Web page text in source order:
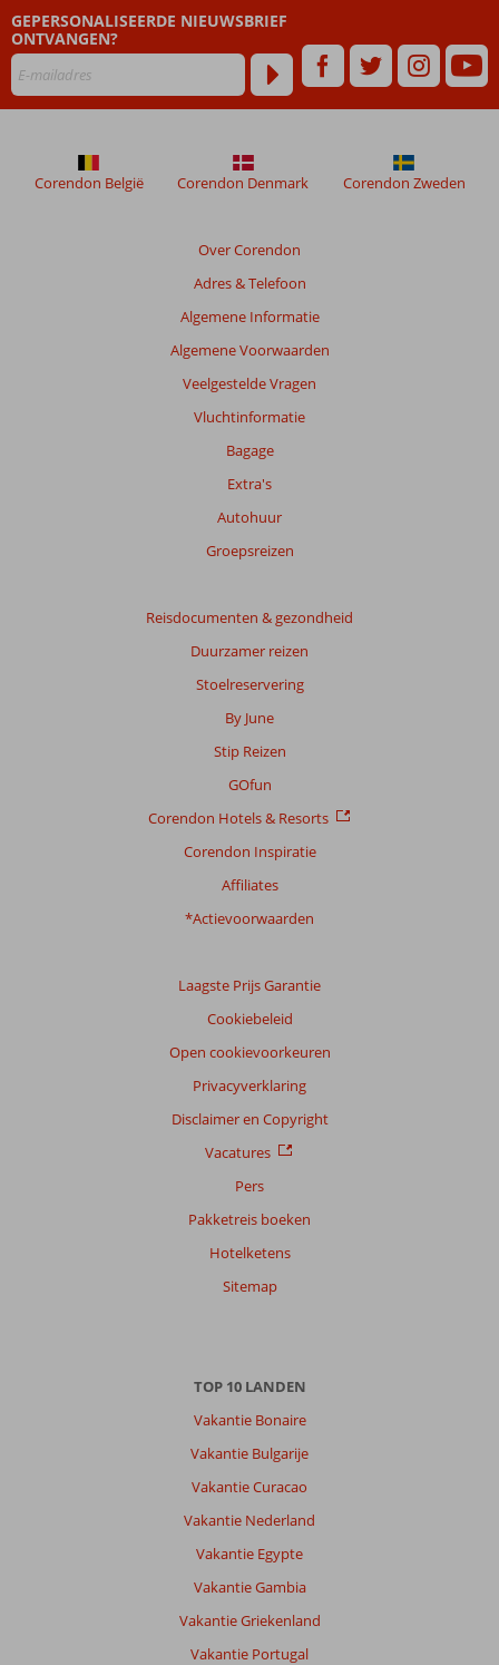
48
maanden
meer
om
de
GEPERSONALISEERDE NIEUWSBRIEF
ONTVANGEN?
Over Corendon
Adres & Telefoon
Algemene Informatie
Algemene Voorwaarden
Veelgestelde Vragen
Vluchtinformatie
Bagage
Extra's
Autohuur
Groepsreizen
Reisdocumenten & gezondheid
Duurzamer reizen
Stoelreservering
By June
Stip Reizen
GOfun
Corendon Hotels & Resorts
Corendon Inspiratie
Affiliates
*Actievoorwaarden
Laagste Prijs Garantie
Cookiebeleid
Open cookievoorkeuren
Privacyverklaring
Disclaimer en Copyright
Vacatures
Pers
Pakketreis boeken
Hotelketens
Sitemap
Corendon België Corendon Denmark Corendon Zweden
TOP 10 LANDEN
Vakantie Bonaire
Vakantie Bulgarije
Vakantie Curacao
Vakantie Nederland
Vakantie Egypte
Vakantie Gambia
Vakantie Griekenland
Vakantie Portugal